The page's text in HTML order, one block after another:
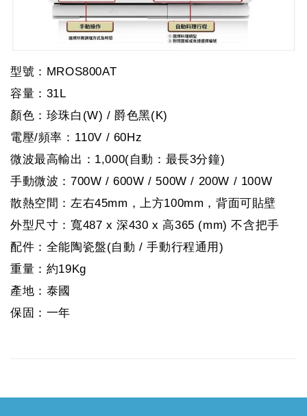
型號：MROS800AT
容量：31L
顏色：珍珠白(W) / 爵色黑(K)
電壓/頻率：110V / 60Hz
微波最高輸出：1,000(自動：最長3分鐘)
手動微波：700W / 600W / 500W / 200W / 100W
散熱空間：左右45mm，上方100mm，背面可貼壁
外型尺寸：寬487 x 深430 x 高365 (mm) 不含把手
配件：全能陶瓷盤(自動 / 手動行程通用)
重量：約19Kg
產地：泰國
保固：一年